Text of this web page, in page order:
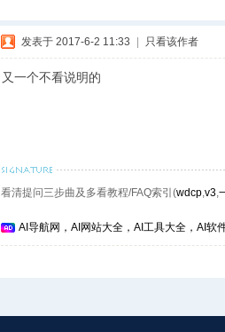
发表于 2017-6-2 11:33 只看该作者
又一个不看说明的
看清提问三步曲及多看教程/FAQ索引(wdcp,v3,
AI导航网，AI网站大全，AI工具大全，AI软